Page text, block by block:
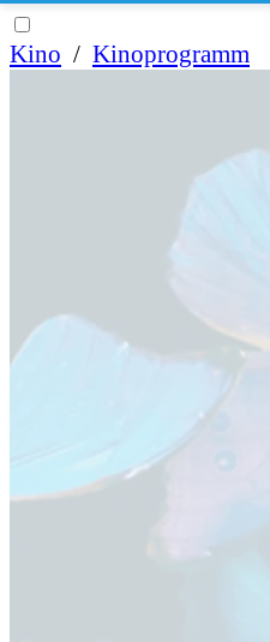
Kino / Kinoprogramm